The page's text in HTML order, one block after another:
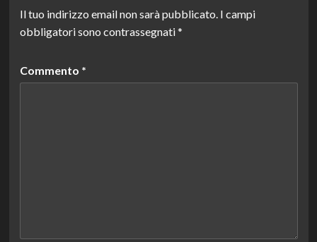
Il tuo indirizzo email non sarà pubblicato. I campi
obbligatori sono contrassegnati*
Commento *